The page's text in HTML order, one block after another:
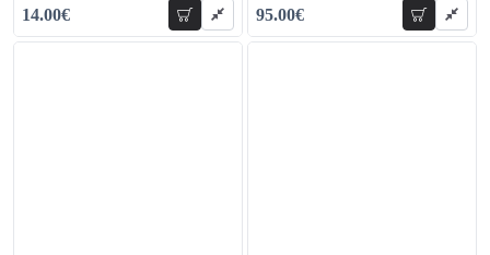
14.00€ add to cart95.00€ add to